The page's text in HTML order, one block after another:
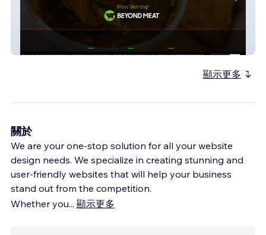
El Senor de Los Tacos
顯示更多
關於
We are your one-stop solution for all your website
design needs. We specialize in creating stunning and
user-friendly websites that will help your business
stand out from the competition.
Whether you... 顯示更多